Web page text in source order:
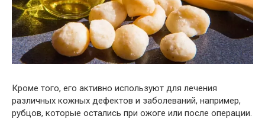
Кроме того, его активно используют для лечения
различных кожных дефектов и заболеваний, например,
рубцов, которые остались при ожоге или после операции.